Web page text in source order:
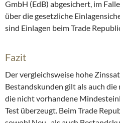
GmbH (EdB) abgesichert, im
über die gesetzliche
sind Einlagen beim Trade
Fazit
Der vergleichsweise hohe
Bestandskunden gilt als auch
die nicht vorhandene
Test überzeugt. Beim Trade